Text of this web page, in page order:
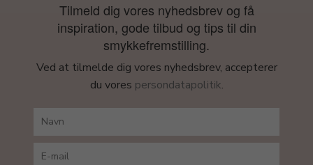
Tilmeld dig vores nyhedsbrev og få
inspiration, gode tilbud og tips til din
smykkefremstilling.
Ved at tilmelde dig vores nyhedsbrev, accepterer
du vores persondatapolitik.